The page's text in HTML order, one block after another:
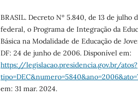
BRASIL. Decreto Nº 5.840, de 13 de
federal, o Programa de Integração da
Básica na Modalidade de Educação de
DF: 24 de junho de 2006. Disponível em:
https://legislacao.presidencia.gov.br/atos?
em: 31 mar. 2024.